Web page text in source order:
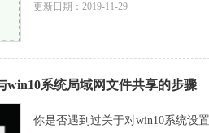
更新日期：2019-11-29
win10系统局域网文件共享的步骤
你是否遇到过关于对win10系统设